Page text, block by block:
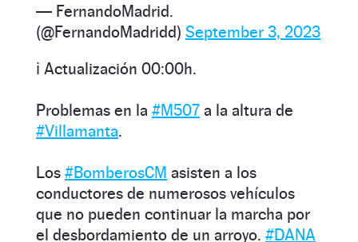
— FernandoMadrid.
(@FernandoMadridd) September 3, 2023
ℹ️ Actualización 00:00h.
Problemas en la #M507 a la altura de
#Villamanta.
Los #BomberosCM asisten a los
conductores de numerosos vehículos
que no pueden continuar la marcha por
el desbordamiento de un arroyo. #DANA